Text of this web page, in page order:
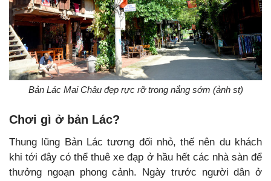
Bản Lác Mai Châu đẹp rực rỡ trong nắng sớm (ảnh st)
Chơi gì ở bản Lác?
Thung lũng Bản Lác tương đối nhỏ, thế nên du khách
khi tới đây có thể thuê xe đạp ở hầu hết các nhà sàn để
thưởng ngoạn phong cảnh. Ngày trước người dân ở